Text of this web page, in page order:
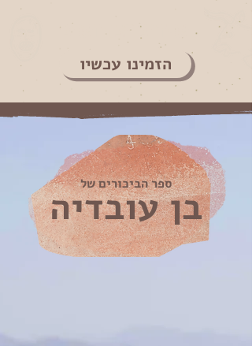
הזמינו עכשיו
שירת הנחושת
ספר הביכורים של
בן עובדיה